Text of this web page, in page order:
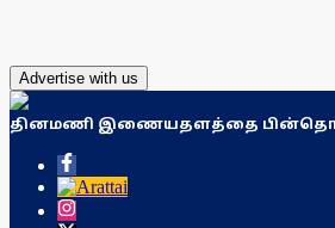
Advertise with us
தினமணி இணையதளத்தை